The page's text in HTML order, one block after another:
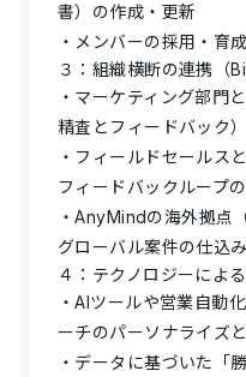
書）の作成・更新
メンバーの採用・育
３：組織横断の連携（
マーケティング部門
精査とフィードバック）
フィールドセールス
フィードバックループの
AnyMindの海外拠点
グローバル案件の仕込み
４：テクノロジーによ
AIツールや営業自動
ーチのパーソナライズ
データに基づいた「